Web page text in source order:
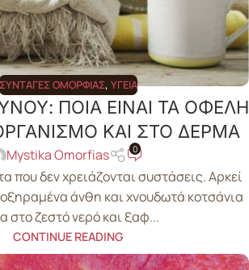
ΟΜΟΡΦΙΆΣ, ΥΓΕΊΑ
ΠΟΙΑ ΕΙΝΑΙ ΤΑ ΟΦΕΛΗ
ΚΑΙ ΣΤΟ ΔΕΡΜΑ
Mystika Omorfias 0
που δεν χρειάζονται συστάσεις. Αρκεί
άνθη και χνουδωτά κοτσάνια
στο ζεστό νερό και ξαφ...
CONTINUE READING